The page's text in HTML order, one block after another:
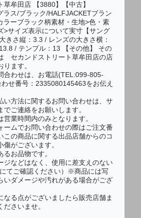
草牟田店 【3880】【中古】
ス/ブラック/HALFJACKETブラン
ラーブラック柄素材・生地>色・素
>サイズ表示について実寸【サング
きさ縦：3.3 / レンズの大きさ横：
/ テンプル：13 【その他】 その
セカンドストリート草牟田店の店
ます。
合わせは、お電話(TEL:099-805-
せ番号：2335080145463をお伝え
い方法に関するお問い合わせは、サ
でご連絡をお願いします。
業時間内のみとなります。
ームでお問い合わせの際はご注文番
この商品に関する出品店舗からのコ
傷がございます。
お品物です。
ジなどはなく、使用に差支えのない
てご確認ください）※商品には写
いダメージや汚れがある場合がござ
なる点がございましたら販売店舗ま
さいませ。